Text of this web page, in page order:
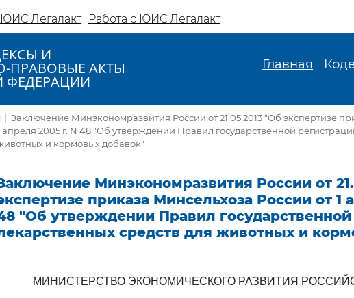
Легалакт Работа с ЮИС Легалакт
И
ПРАВОВЫЕ АКТЫ
ФЕДЕРАЦИИ
Главная
| Заключение Минэкономразвития России от 21.05.2013 "Об экспертизе
апреля 2005 г. N 48 "Об утверждении Правил государственной
и кормовых добавок"
Минэкономразвития России от
приказа Минсельхоза России от 1
"Об утверждении Правил государственной
средств для животных и
МИНИСТЕРСТВО ЭКОНОМИЧЕСКОГО РАЗВИТИЯ